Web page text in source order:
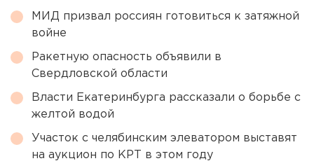
МИД призвал россиян готовиться к затяжной
войне
Ракетную опасность объявили в
Свердловской области
Власти Екатеринбурга рассказали о борьбе с
желтой водой
Участок с челябинским элеватором выставят
на аукцион по КРТ в этом году